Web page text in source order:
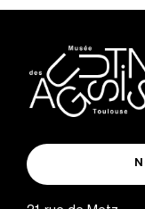
musée
des